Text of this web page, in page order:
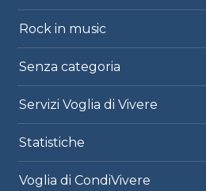
Rock in music
Senza categoria
Servizi Voglia di Vivere
Statistiche
Voglia di CondiVivere